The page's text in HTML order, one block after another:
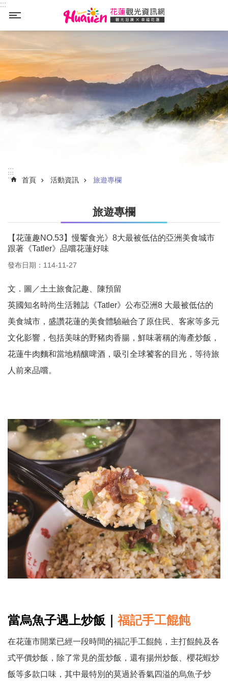
跳到主要內容區塊
:::
:::
::: 首頁 活動資訊 旅遊專欄
旅遊專欄
【花蓮趣NO.53】慢饗食光》8大最被低估的亞洲美食城市
跟著《Tatler》品嚐花蓮好味
發布日期：114-11-27
文．圖／土土旅食記趣、陳預留
英國知名時尚生活雜誌《Tatler》公布亞洲8 大最被低估的
美食城市，盛讚花蓮的美食體驗融合了原住民、客家等多元
文化影響，包括美味的野豬肉香腸，鮮味著稱的海產炒飯，
花蓮牛肉麵和當地精釀啤酒，吸引全球饕客的目光，等待旅
人前來品嚐。
當烏魚子遇上炒飯｜福記手工餛飩
在花蓮市開業已經一段時間的福記手工餛飩，主打餛飩及各
式平價炒飯，除了常見的蛋炒飯，還有揚州炒飯、櫻花蝦炒
飯等多款口味，其中最特別的莫過於香氣四溢的烏魚子炒